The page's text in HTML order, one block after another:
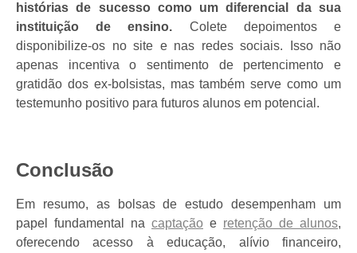
histórias de sucesso como um diferencial da sua
instituição de ensino. Colete depoimentos e
disponibilize-os no site e nas redes sociais. Isso não
apenas incentiva o sentimento de pertencimento e
gratidão dos ex-bolsistas, mas também serve como um
testemunho positivo para futuros alunos em potencial.
Conclusão
Em resumo, as bolsas de estudo desempenham um
papel fundamental na captação e retenção de alunos,
oferecendo acesso à educação, alívio financeiro,